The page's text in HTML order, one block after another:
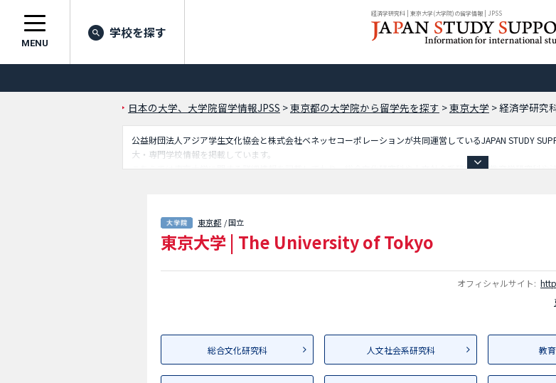
経済学研究科 | 東京大学(大学院)の留学情報 | JPSS
MENU
学校を探す
日本の大学、大学院留学情報JPSS >東京都の大学院から留学先を探す >東京大学 >経済学研究
公益財団法人アジア学生文化協会と株式会社ベネッセコーポレーションが共同運営しているJAPAN STUDY
大・専門学校情報を掲載しています。
こちらでは東京大学に関する詳細情報を記載しており、総合文化研究科や人文社会系研究科や教育学研究科
（法曹養成専攻）等、研究科別情報や、募集定員や合格者数など入試情報、施設案内、アクセスなど外国人
東京都 / 国立
東京大学 | The University of Tokyo
オフィシャルサイト:
総合文化研究科 人文社会系研究科 教